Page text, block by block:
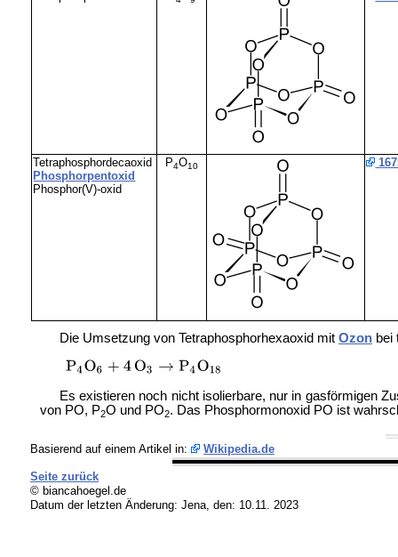
Tetraphosphordecaoxid
Phosphorpentoxid
Phosphor(V)-oxid
P4O10
Die Umsetzung von Tetraphosphorhexaoxid mit Ozonbei
Es existieren noch nicht isolierbare, nur in gasförmigen
von PO, P2O und PO2. Das Phosphormonoxid PO ist
Basierend auf einem Artikel in: Wikipedia.de
Seite zurück
© biancahoegel.de
Datum der letzten Änderung: Jena, den: 10.11. 2023